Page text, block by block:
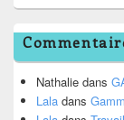
Nathalie dans
Lala dans